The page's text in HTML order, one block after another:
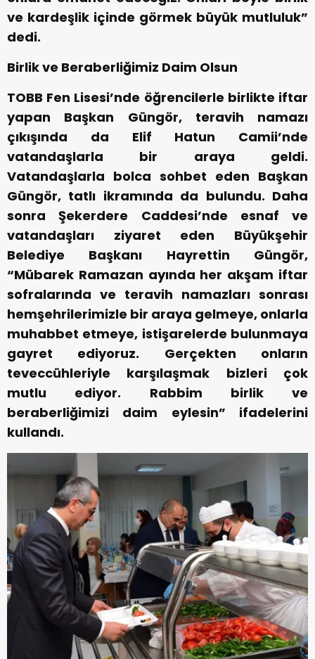
ve kardeşlik içinde görmek büyük mutluluk”
dedi.
Birlik ve Beraberliğimiz Daim Olsun
TOBB Fen Lisesi’nde öğrencilerle birlikte iftar
yapan Başkan Güngör, teravih namazı
çıkışında da Elif Hatun Camii’nde
vatandaşlarla bir araya geldi.
Vatandaşlarla bolca sohbet eden Başkan
Güngör, tatlı ikramında da bulundu. Daha
sonra Şekerdere Caddesi’nde esnaf ve
vatandaşları ziyaret eden Büyükşehir
Belediye Başkanı Hayrettin Güngör,
“Mübarek Ramazan ayında her akşam iftar
sofralarında ve teravih namazları sonrası
hemşehrilerimizle bir araya gelmeye, onlarla
muhabbet etmeye, istişarelerde bulunmaya
gayret ediyoruz. Gerçekten onların
teveccühleriyle karşılaşmak bizleri çok
mutlu ediyor. Rabbim birlik ve
beraberliğimizi daim eylesin” ifadelerini
kullandı.